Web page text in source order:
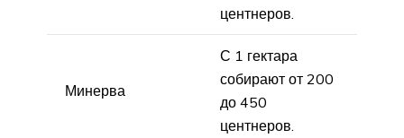
центнеров.
Минерва
С 1 гектара
собирают от 200
до 450
центнеров.